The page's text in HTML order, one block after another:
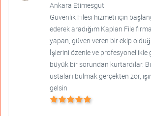
Ankara Etimesgut
Güvenlik Filesi hizmeti için
ederek aradığım Kaplan File
yapan, güven veren bir ekip
İşlerini özenle ve profesyonellikle
büyük bir sorundan kurtardılar.
ustaları bulmak gerçekten zor,
gelsin